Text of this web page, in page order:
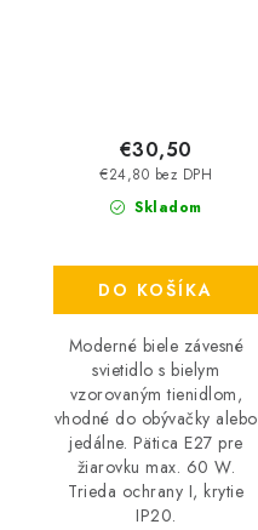
Skladom
€24,80 bez DPH
€30,50
DO KOŠÍKA
Moderné biele závesné
svietidlo s bielym
vzorovaným tienidlom,
vhodné do obývačky alebo
jedálne. Pätica E27 pre
žiarovku max. 60 W.
Trieda ochrany I, krytie
IP20.